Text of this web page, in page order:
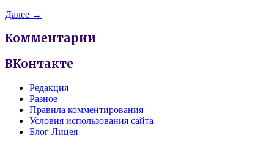
Далее →
Комментарии
ВКонтакте
Редакция
Разное
Правила комментирования
Условия использования сайта
Блог Лицея